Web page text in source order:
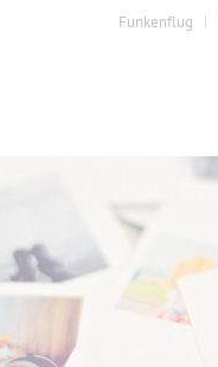
Funkenflug